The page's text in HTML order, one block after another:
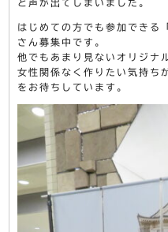
と声が出てしまいました。
はじめての方でも参加できる
さん募集中です。
他でもあまり見ないオリジナ
女性関係なく作りたい気持ち
をお待ちしています。